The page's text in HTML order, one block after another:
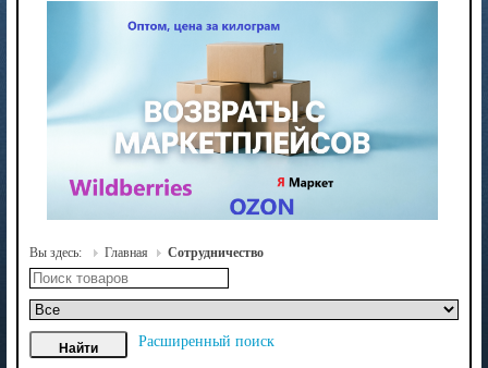
Вы здесь: Главная Сотрудничество
Расширенный поиск